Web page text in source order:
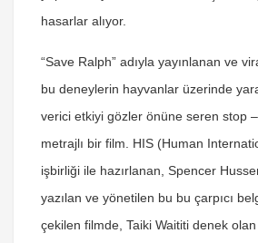
hasarlar alıyor.
“Save Ralph” adıyla yayınlanan ve
bu deneylerin hayvanlar üzerinde
verici etkiyi gözler önüne seren stop
metrajlı bir film. HIS (Human
işbirliği ile hazırlanan, Spencer
yazılan ve yönetilen bu bu çarpıcı
çekilen filmde, Taiki Waititi denek olan